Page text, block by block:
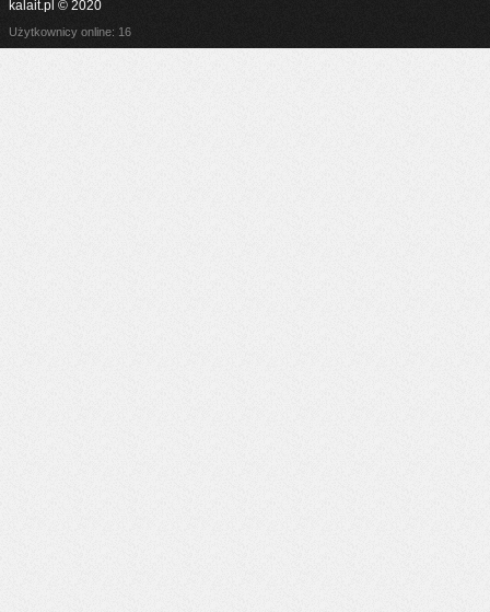
kalait.pl © 2020
Użytkownicy online: 16